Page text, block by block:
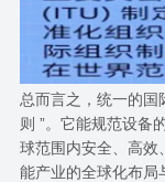
总而言之，统一的国
则 ”。它能规范设备
球范围内安全、高效
能产业的全球化布局